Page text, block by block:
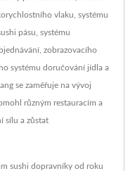
vlaku, systému
pásu, systému
zobrazovacího
systému doručování jídla a
se zaměřuje na vývoj
různým restauracím a
sílu a zůstat
sushi dopravníky od roku